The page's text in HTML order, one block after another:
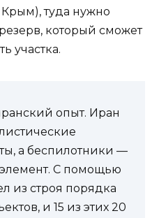
Крым), туда нужно
который сможет
участка.
опыт. Иран
а беспилотники —
С помощью
из строя порядка
и 15 из этих 20